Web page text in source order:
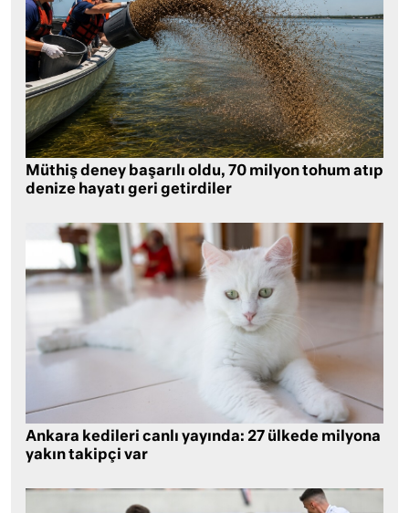
Müthiş deney başarılı oldu, 70 milyon tohum atıp
denize hayatı geri getirdiler
Ankara kedileri canlı yayında: 27 ülkede milyona
yakın takipçi var